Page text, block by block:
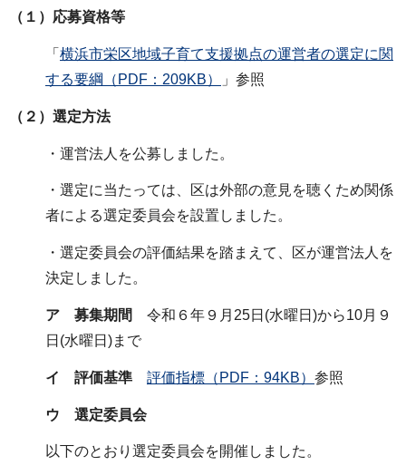
（１）応募資格等
「 横浜市栄区地域子育て支援拠点の運営者の選定に関
する要綱（PDF：209KB）
」参照
（２）選定方法
・運営法人を公募しました。
・選定に当たっては、区は外部の意見を聴くため関係
者による選定委員会を設置しました。
・選定委員会の評価結果を踏まえて、区が運営法人を
決定しました。
ア 募集期間
令和６年９月25日(水曜日)から10月９
日(水曜日)まで
イ 評価基準 評価指標（PDF：94KB） 参照
ウ 選定委員会
以下のとおり選定委員会を開催しました。